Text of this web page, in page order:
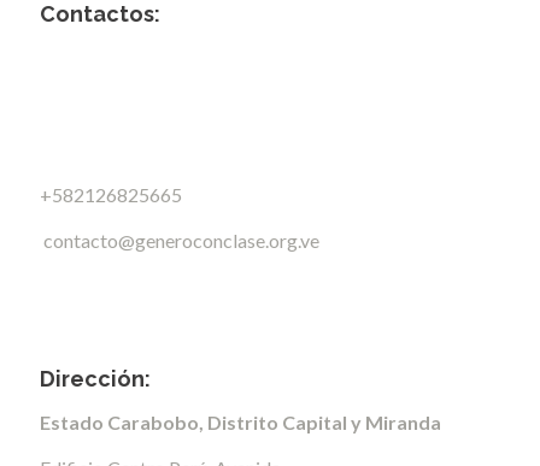
Contactos:
+582126825665
contacto@generoconclase.org.ve
Dirección:
Estado Carabobo, Distrito Capital y Miranda